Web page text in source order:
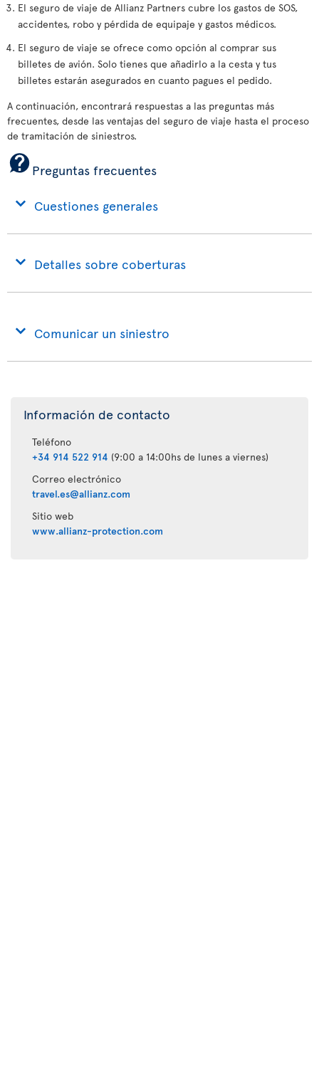
El seguro de viaje de Allianz Partners cubre los gastos de SOS,
accidentes, robo y pérdida de equipaje y gastos médicos.
El seguro de viaje se ofrece como opción al comprar sus
billetes de avión. Solo tienes que añadirlo a la cesta y tus
billetes estarán asegurados en cuanto pagues el pedido.
A continuación, encontrará respuestas a las preguntas más
frecuentes, desde las ventajas del seguro de viaje hasta el proceso
de tramitación de siniestros.
Preguntas frecuentes
Cuestiones generales
Detalles sobre coberturas
Comunicar un siniestro
Información de contacto
Teléfono
+34 914 522 914 (9:00 a 14:00hs de lunes a viernes)
Correo electrónico
travel.es@allianz.com
Sitio web
www.allianz-protection.com